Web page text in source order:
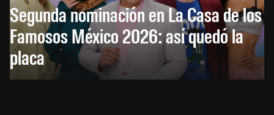
Segunda nominación en La Casa de los
Famosos México 2026: así quedó la
placa